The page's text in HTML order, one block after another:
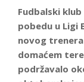
Fudbalski
pobedu u Ligi
novog trenera
domaćem
podržavalo